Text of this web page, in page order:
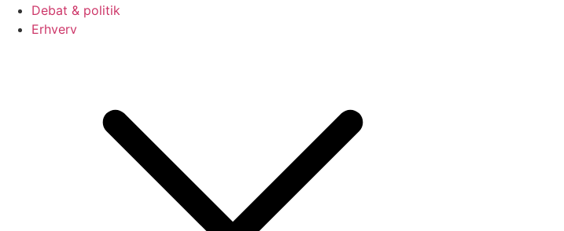
Debat & politik
Erhverv